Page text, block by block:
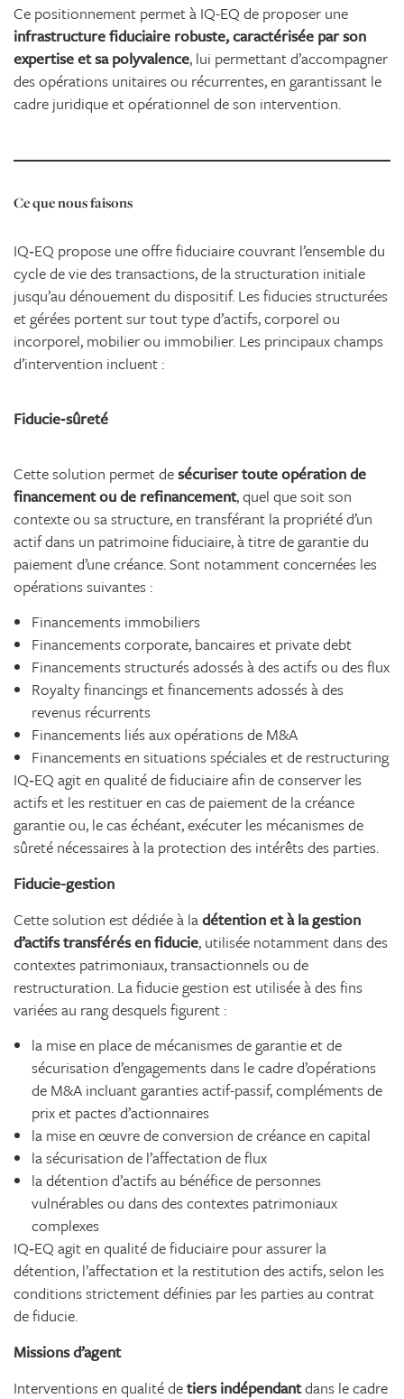
Ce positionnement permet à IQ-EQ de proposer une
infrastructure fiduciaire robuste, caractérisée par son
expertise et sa polyvalence, lui permettant d’accompagner
des opérations unitaires ou récurrentes, en garantissant le
cadre juridique et opérationnel de son intervention.
Ce que nous faisons
IQ‑EQ propose une offre fiduciaire couvrant l’ensemble du
cycle de vie des transactions, de la structuration initiale
jusqu’au dénouement du dispositif. Les fiducies structurées
et gérées portent sur tout type d’actifs, corporel ou
incorporel, mobilier ou immobilier. Les principaux champs
d’intervention incluent :
Fiducie‑sûreté
Cette solution permet desécuriser toute opération de
financement ou de refinancement, quel que soit son
contexte ou sa structure, en transférant la propriété d’un
actif dans un patrimoine fiduciaire, à titre de garantie du
paiement d’une créance. Sont notamment concernées les
opérations suivantes :
Financements immobiliers
Financements corporate, bancaires et private debt
Financements structurés adossés à des actifs ou des flux
Royalty financings et financements adossés à des
revenus récurrents
Financements liés aux opérations de M&A
Financements en situations spéciales et de restructuring
IQ‑EQ agit en qualité de fiduciaire afin de conserver les
actifs et les restituer en cas de paiement de la créance
garantie ou, le cas échéant, exécuter les mécanismes de
sûreté nécessaires à la protection des intérêts des parties.
Fiducie-gestion
Cette solution est dédiée à ladétention et à la gestion
d’actifs transférés en fiducie, utilisée notamment dans des
contextes patrimoniaux, transactionnels ou de
restructuration. La fiducie gestion est utilisée à des fins
variées au rang desquels figurent :
la mise en place de mécanismes de garantie et de
sécurisation d’engagements dans le cadre d’opérations
de M&A incluant garanties actif-passif, compléments de
prix et pactes d’actionnaires
la mise en œuvre de conversion de créance en capital
la sécurisation de l’affectation de flux
la détention d’actifs au bénéfice de personnes
vulnérables ou dans des contextes patrimoniaux
complexes
IQ‑EQ agit en qualité de fiduciaire pour assurer la
détention, l’affectation et la restitution des actifs, selon les
conditions strictement définies par les parties au contrat
de fiducie.
Missions d’agent
Interventions en qualité detiers indépendantdans le cadre